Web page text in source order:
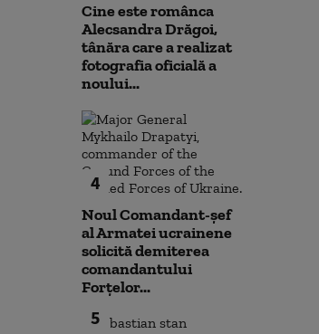
Cine este românca
Alecsandra Drăgoi,
tânăra care a realizat
fotografia oficială a
noului...
4
Noul Comandant-șef
al Armatei ucrainene
solicită demiterea
comandantului
Forțelor...
5